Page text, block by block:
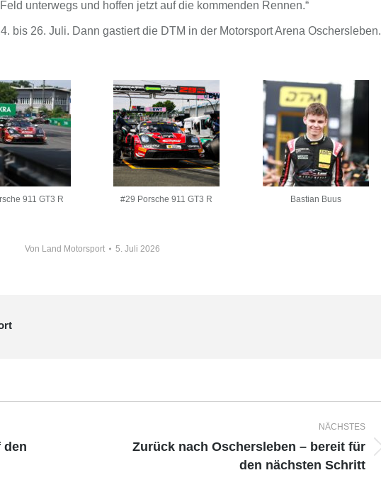
unterwegs und hoffen jetzt auf die kommenden Rennen.“
bis 26. Juli. Dann gastiert die DTM in der Motorsport Arena Oschersleben.
911 GT3 R #29 Porsche 911 GT3 R Bastian Buus
Von Land Motorsport 5. Juli 2026
den
NÄCHSTES
Nächster
Zurück nach Oschersleben – bereit für
den nächsten Schritt